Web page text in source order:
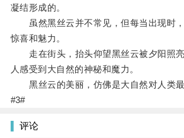
凝结形成的。
虽然黑丝云并不常见，但每当出现时
惊喜和魅力。
走在街头，抬头仰望黑丝云被夕阳照亮
人感受到大自然的神秘和魔力。
黑丝云的美丽，仿佛是大自然对人类最
#3#
评论